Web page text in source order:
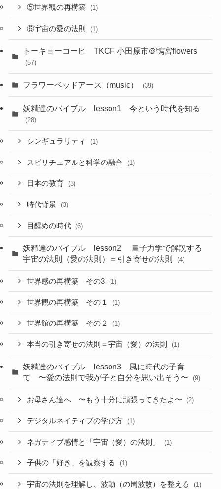
⑤世界観の再構築 (1)
⑥宇宙の愛の法則 (1)
トーキョーコーヒ TKCF 小田原市＠鴨宮flowers
(57)
フラワーベッドアース（music） (39)
妖精達のバイブル lesson1 今という時代を知る
(28)
シンギュラリティ (1)
スピリチュアルと科学の融合 (1)
日本の教育 (3)
時代背景 (3)
目醒めの時代 (6)
妖精達のバイブル lesson2 量子力学で解説する
宇宙の法則（愛の法則）＝引き寄せの法則
(4)
世界感の再構築 その3 (1)
世界観の再構築 その１ (1)
世界館の再構築 その２ (1)
本当の引き寄せの法則＝宇宙（愛）の法則 (1)
妖精達のバイブル lesson3 風に時代の子育
て 〜愛の法則で我が子と自分を思い出そう〜
(9)
お母さん達へ 〜もう十分に頑張ってきたよ〜 (2)
デジタルネイティブの学び方 (1)
ネガティブ感情と「宇宙（愛）の法則」 (1)
子供の「好き」を観察する (1)
宇宙の法則を理解し、波動（の周波数）を整える (1)